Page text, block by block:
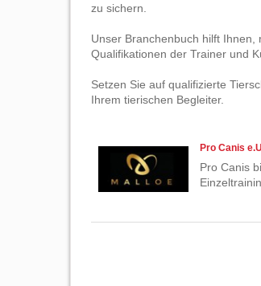
zu sichern.
Unser Branchenbuch hilft Ihnen,
Qualifikationen der Trainer und
Setzen Sie auf qualifizierte
Ihrem tierischen Begleiter.
Pro Canis
Pro Canis